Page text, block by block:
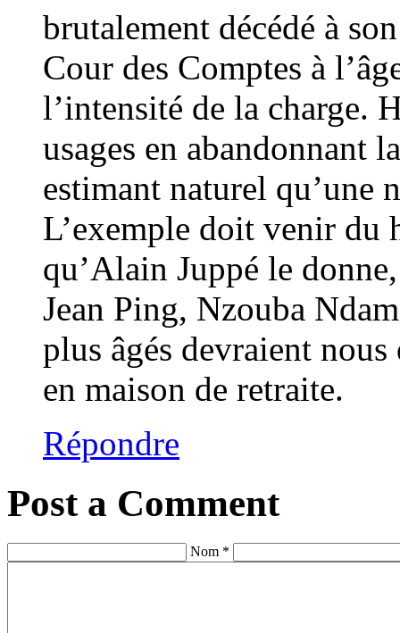
brutalement décédé à
Cour des Comptes à
l’intensité de la charge.
usages en abandonnant
estimant naturel qu’une
L’exemple doit venir du
qu’Alain Juppé le
Jean Ping, Nzouba
plus âgés devraient
en maison de retraite.
Répondre
Post a Comment
Nom *